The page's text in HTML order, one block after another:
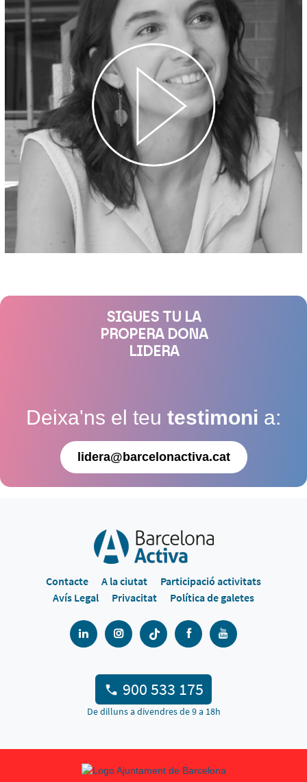
SIGUES TU LA
PROPERA DONA
LIDERA
Deixa'ns el teu testimoni a:
lidera@barcelonactiva.cat
Contacte A la ciutat
Participació activitats
Avís Legal
Privacitat Política de galetes
900 533 175
De dilluns a divendres de 9 a 18h